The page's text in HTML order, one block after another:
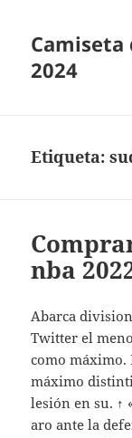
Camiseta
2024
Etiqueta:
nba
Abarca
Twitter el
como
máximo
lesión en su. ↑
aro ante la